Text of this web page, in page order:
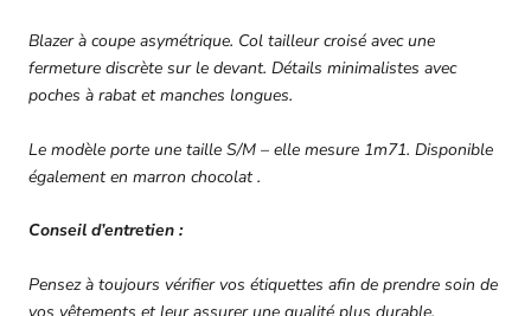
Blazer à coupe asymétrique. Col tailleur croisé avec une
fermeture discrète sur le devant. Détails minimalistes avec
poches à rabat et manches longues.
Le modèle porte une taille S/M – elle mesure 1m71. Disponible
également en marron chocolat .
Conseil d’entretien :
Pensez à toujours vérifier vos étiquettes afin de prendre soin de
vos vêtements et leur assurer une qualité plus durable.